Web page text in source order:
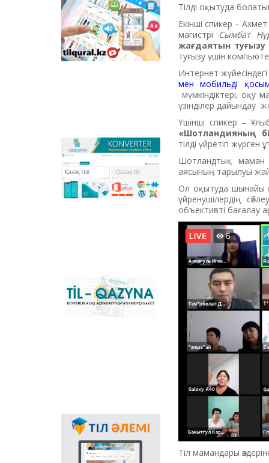
Tilqural.kz –
мемлекеттік тілді
деңгейлеп үйренуге
арналған веб-
сервис. Сайтта А1
Qazlatyn.kz –
мәтіндерді кирилден
латынға және төте
жазуға онлайн түрде
сәйкестендіретін
бағдарламасының
Windows-қа арналған
offline-нұсқасын, MS
Office пакетіне
«Til-Qazyna»
республикалық
ақпараттық-танымдық
Мемлекеттік тілдің
қолданыс аясының
кеңеюінде ғаламтор
арқылы тілді
Тілді оқытуда
Екінші спикер –
магистрі Сымбат
жағдаятын
туғызу үшін
Интернет
мен мобильді
мүмкіндіктері, оқу
үзінділер
Үшінші спикер –
«Шотландияның
тілді үйретіп жүрген
Шотландтық маман
аясының тарылуы
Ол оқытуда шынайы
үйренушілердің
объективті бағалау
Тіл мамандары